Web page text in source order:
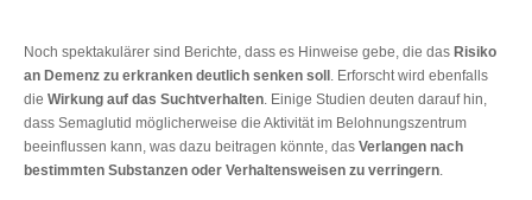
Noch spektakulärer sind Berichte, dass es Hinweise gebe, die das Risiko
an Demenz zu erkranken deutlich senken soll . Erforscht wird ebenfalls
die Wirkung auf das Suchtverhalten . Einige Studien deuten darauf hin,
dass Semaglutid möglicherweise die Aktivität im Belohnungszentrum
beeinflussen kann, was dazu beitragen könnte, das Verlangen nach
bestimmten Substanzen oder Verhaltensweisen zu verringern